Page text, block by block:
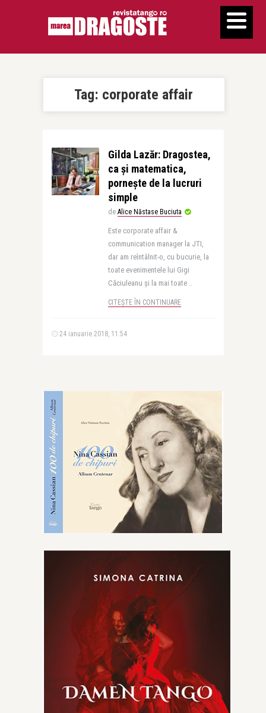
Tag: corporate affair
Gilda Lazăr: Dragostea,
ca şi matematica,
porneşte de la lucruri
simple
de Alice Năstase Buciuta
Este corporate affair &
communication manager la JTI,
dar am reîntâlnit-o, cu bucurie, la
toate evenimentele lui Gigi
Căciuleanu și la mai toate ..
CITEȘTE ÎN CONTINUARE
24 ianuarie 2018, 11:54